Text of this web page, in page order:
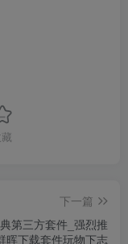
下一篇
第三方套件_强烈推
晖下载套件玩物下志